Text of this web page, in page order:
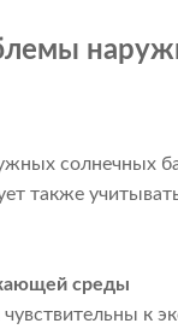
солнечных
также
среды
к